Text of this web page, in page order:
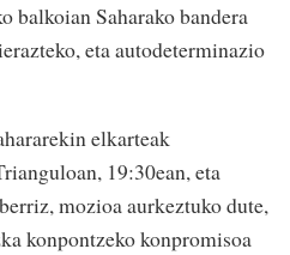
balkoian Saharako bandera
eta autodeterminazio
elkarteak
19:30ean, eta
mozioa aurkeztuko dute,
konpontzeko konpromisoa